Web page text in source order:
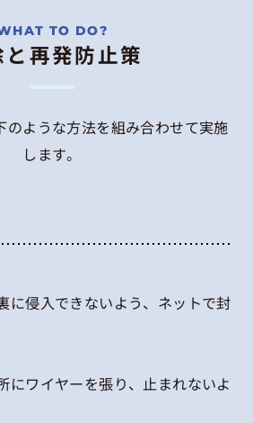
再発防止策
のような方法を組み合わせて実施
します。
に侵入できないよう、ネットで封
にワイヤーを張り、止まれないよ